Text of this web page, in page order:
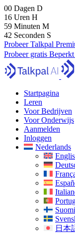
00 Dagen D
16 Uren H
59 Minuten M
41 Seconden S
Probeer Talkpal
Probeer gratis Beperkt
Startpagina
Leren
Voor Bedrijven
Voor Onderwijs
Aanmelden
Inloggen
Nederlands
Suomi
日本